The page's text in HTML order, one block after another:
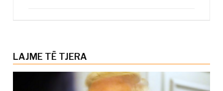
LAJME TË TJERA